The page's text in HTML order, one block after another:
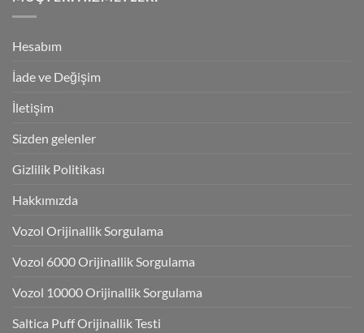
Hesabım
İade ve Değişim
İletişim
Sizden gelenler
Gizlilik Politikası
Hakkımızda
Vozol Orijinallik Sorgulama
Vozol 6000 Orijinallik Sorgulama
Vozol 10000 Orijinallik Sorgulama
Saltica Puff Orijinallik Testi